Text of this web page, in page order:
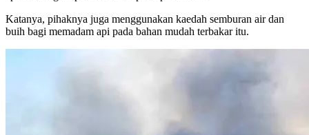
Katanya, pihaknya juga menggunakan kaedah semburan air dan
buih bagi memadam api pada bahan mudah terbakar itu.